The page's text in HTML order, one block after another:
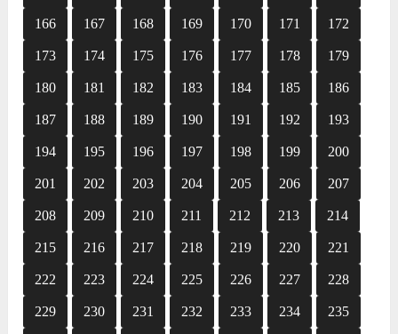
166 167 168 169 170 171 172
173 174 175 176 177 178 179
180 181 182 183 184 185 186
187 188 189 190 191 192 193
194 195 196 197 198 199 200
201 202 203 204 205 206 207
208 209 210 211 212 213 214
215 216 217 218 219 220 221
222 223 224 225 226 227 228
229 230 231 232 233 234 235